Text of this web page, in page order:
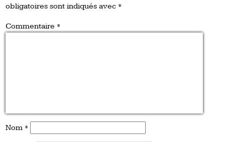
obligatoires sont indiqués avec *
Commentaire *
Nom *